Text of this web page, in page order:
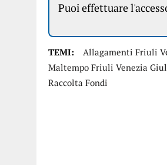
Puoi effettuare
TEMI: Allagamenti Friuli
Maltempo Friuli Venezia
Raccolta Fondi